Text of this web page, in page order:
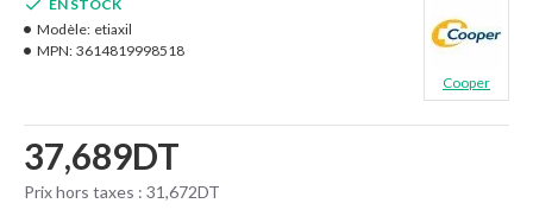
37,689DT
Prix hors taxes : 31,672DT
EN STOCK
Modèle: etiaxil
MPN: 3614819998518
Cooper